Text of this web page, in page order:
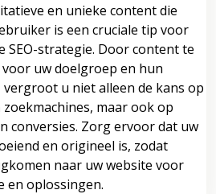
en unieke content die
is een cruciale tip voor
SEO-strategie. Door content te
uw doelgroep en hun
u niet alleen de kans op
maar ook op
conversies. Zorg ervoor dat uw
en origineel is, zodat
naar uw website voor
en oplossingen.